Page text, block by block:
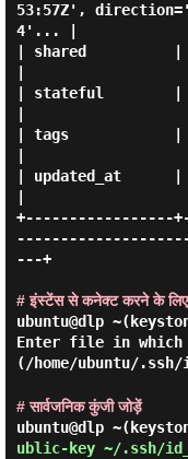
53:57Z',
4'... |
| shared          |
| stateful        |
| tags            |
| updated_at      |
+-----------------
---+
# इंस्टेंस से कनेक्ट करने के लिए
ubuntu@dlp
Enter file in which
(/home/ubuntu/
# सार्वजनिक कुंजी जोड़ें
ubuntu@dlp
ublic-key ~/.ssh/